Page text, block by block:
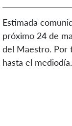
Estimada
próximo 24 de
del Maestro. Por
hasta el